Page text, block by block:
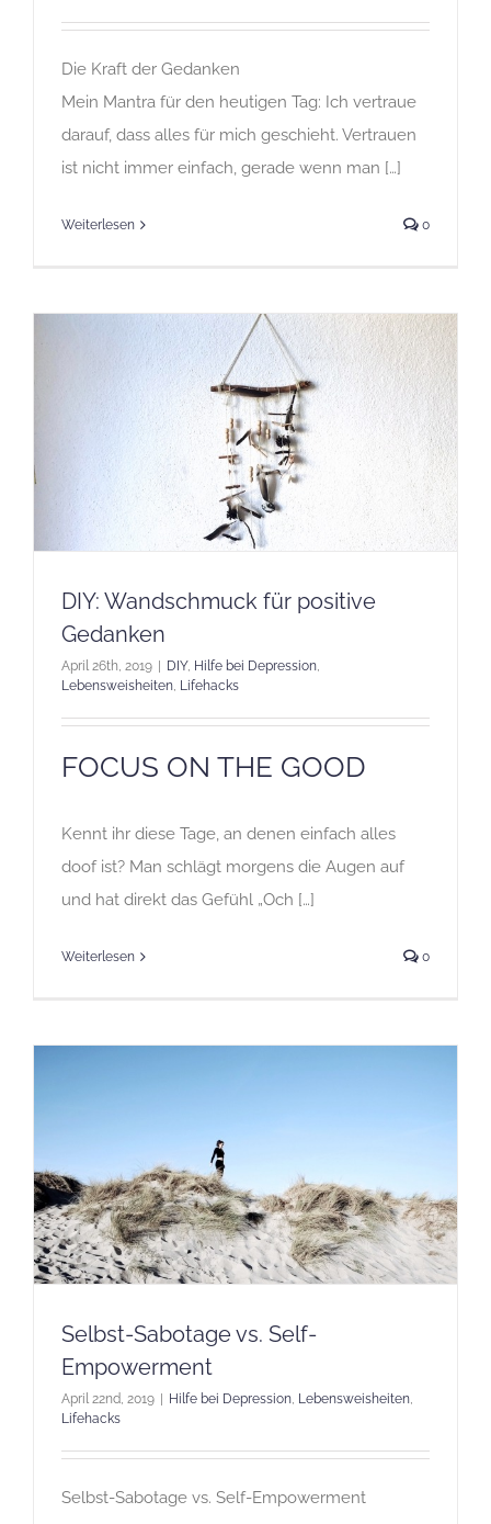
Die Kraft der Gedanken
Mein Mantra für den heutigen Tag: Ich vertraue
darauf, dass alles für mich geschieht. Vertrauen
ist nicht immer einfach, gerade wenn man […]
Weiterlesen 0
DIY: Wandschmuck für positive
Gedanken
April 26th, 2019 DIY, Hilfe bei Depression,
Lebensweisheiten, Lifehacks
FOCUS ON THE GOOD
Kennt ihr diese Tage, an denen einfach alles
doof ist? Man schlägt morgens die Augen auf
und hat direkt das Gefühl „Och […]
Weiterlesen 0
Selbst-Sabotage vs. Self-
Empowerment
April 22nd, 2019 Hilfe bei Depression, Lebensweisheiten,
Lifehacks
Selbst-Sabotage vs. Self-Empowerment